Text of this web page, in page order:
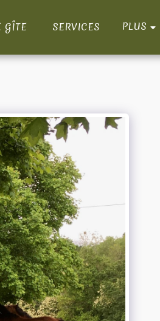
GÎTE SERVICES PLUS